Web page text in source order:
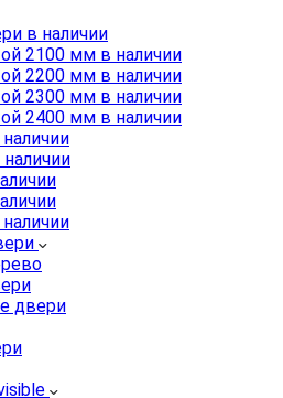
в наличии
2100 мм в наличии
2200 мм в наличии
2300 мм в наличии
2400 мм в наличии
двери